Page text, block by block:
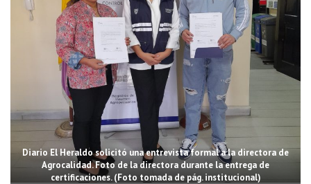
Diario El Heraldo solicitó una entrevista formal a la directora de
Agrocalidad. Foto de la directora durante la entrega de
certificaciones. (Foto tomada de pág. institucional)